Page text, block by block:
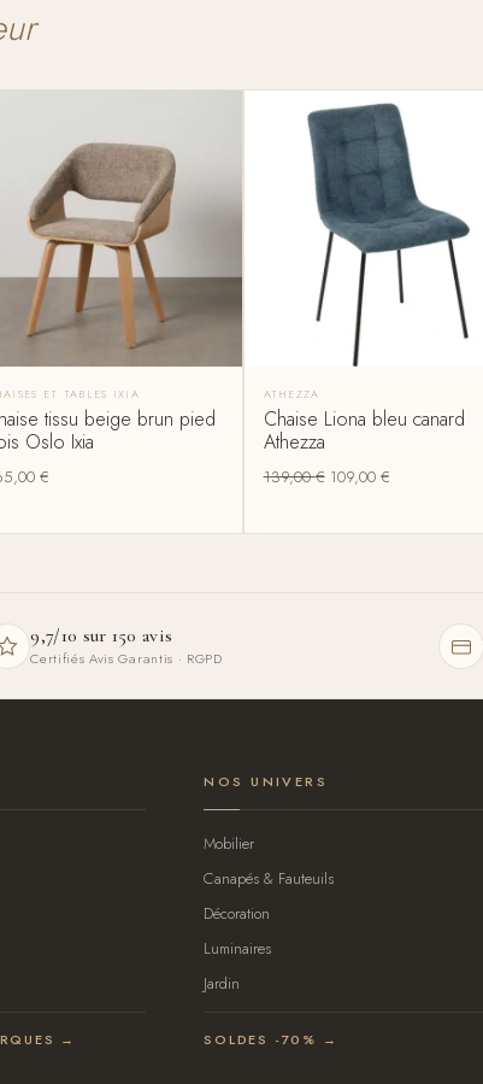
ET TABLES IXIA
tissu beige brun pied
Oslo Ixia
€
ATHEZZA
Chaise Liona bleu canard
Athezza
139,00€ 109,00 €
9,7/10 sur 150 avis
Certifiés Avis Garantis · RGPD
→
NOS UNIVERS
Mobilier
Canapés & Fauteuils
Décoration
Luminaires
Jardin
SOLDES -70% →